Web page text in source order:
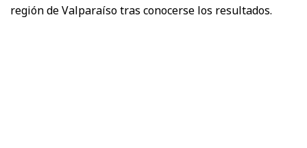
región de Valparaíso tras conocerse los resultados.